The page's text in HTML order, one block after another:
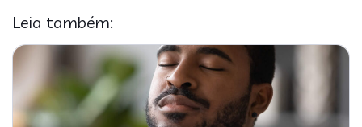
Leia também: